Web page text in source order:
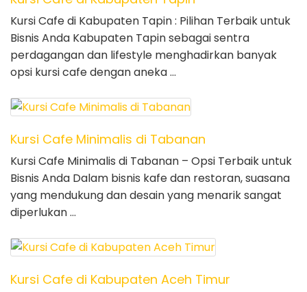
Kursi Cafe di Kabupaten Tapin : Pilihan Terbaik untuk
Bisnis Anda Kabupaten Tapin sebagai sentra
perdagangan dan lifestyle menghadirkan banyak
opsi kursi cafe dengan aneka …
Kursi Cafe Minimalis di Tabanan
Kursi Cafe Minimalis di Tabanan – Opsi Terbaik untuk
Bisnis Anda Dalam bisnis kafe dan restoran, suasana
yang mendukung dan desain yang menarik sangat
diperlukan …
Kursi Cafe di Kabupaten Aceh Timur